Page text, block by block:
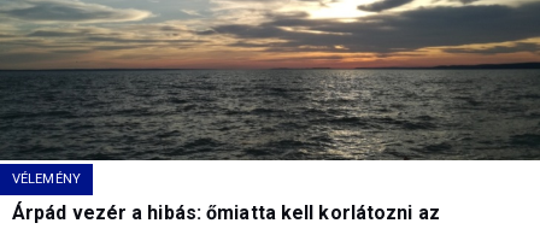
VÉLEMÉNY
Árpád vezér a hibás: őmiatta kell korlátozni az